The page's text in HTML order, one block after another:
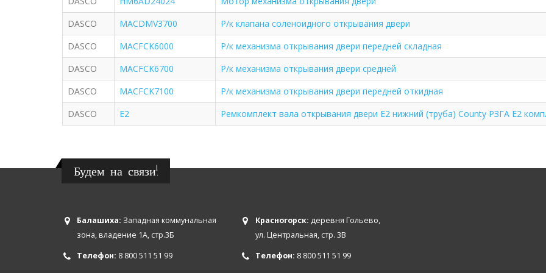
DASCO
MACDMV3700
Р/к клапана соленоидного открывания двери
DASCO
MACFCK6000
Р/к механизма открывания двери передней складная
DASCO
MACFCK6700
Р/к механизма открывания двери средней
DASCO
MACFCK7100
Р/к механизма открывания двери передней откидная
DASCO
Е2 Ремкомплект вала открывания двери Е2 нижний (труба) County РЗГА Е2
Будем на связи!
Балашиха: Западная коммунальная
зона, владение 1А, стр.3Б
Телефон: 8 800 511 51 99
Красногорск: деревня Гольево,
ул. Центральная, стр. 3В
Телефон: 8 800 511 51 99